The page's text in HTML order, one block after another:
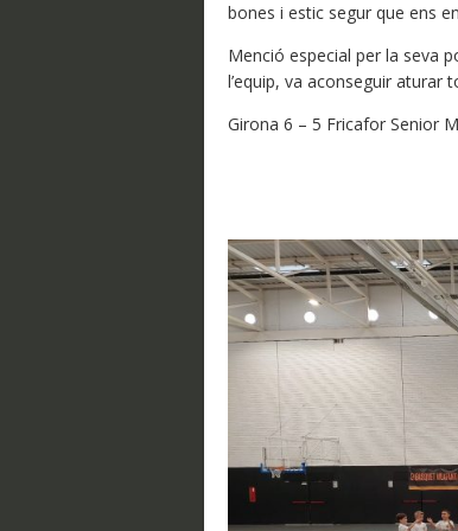
bones i estic segur que ens
Menció especial per la seva
l’equip, va aconseguir aturar
Girona 6 – 5 Fricafor Senior